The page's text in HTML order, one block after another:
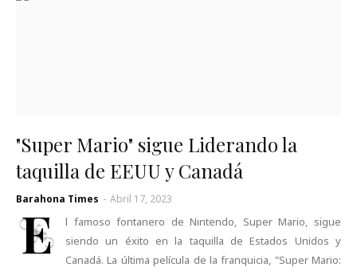
"Super Mario" sigue Liderando la
taquilla de EEUU y Canadá
Barahona Times - Abril 17, 2023
E
l famoso fontanero de Nintendo, Super Mario, sigue
siendo un éxito en la taquilla de Estados Unidos y
Canadá. La última película de la franquicia, "Super Mario: